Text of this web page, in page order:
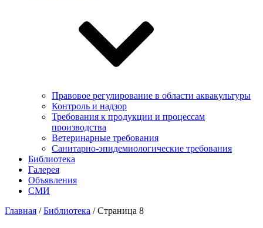
Правовое регулирование в области аквакультуры
Контроль и надзор
Требования к продукции и процессам
производства
Ветеринарные требования
Санитарно-эпидемиологические требования
Библиотека
Галерея
Объявления
СМИ
Главная /Библиотека /Страница 8